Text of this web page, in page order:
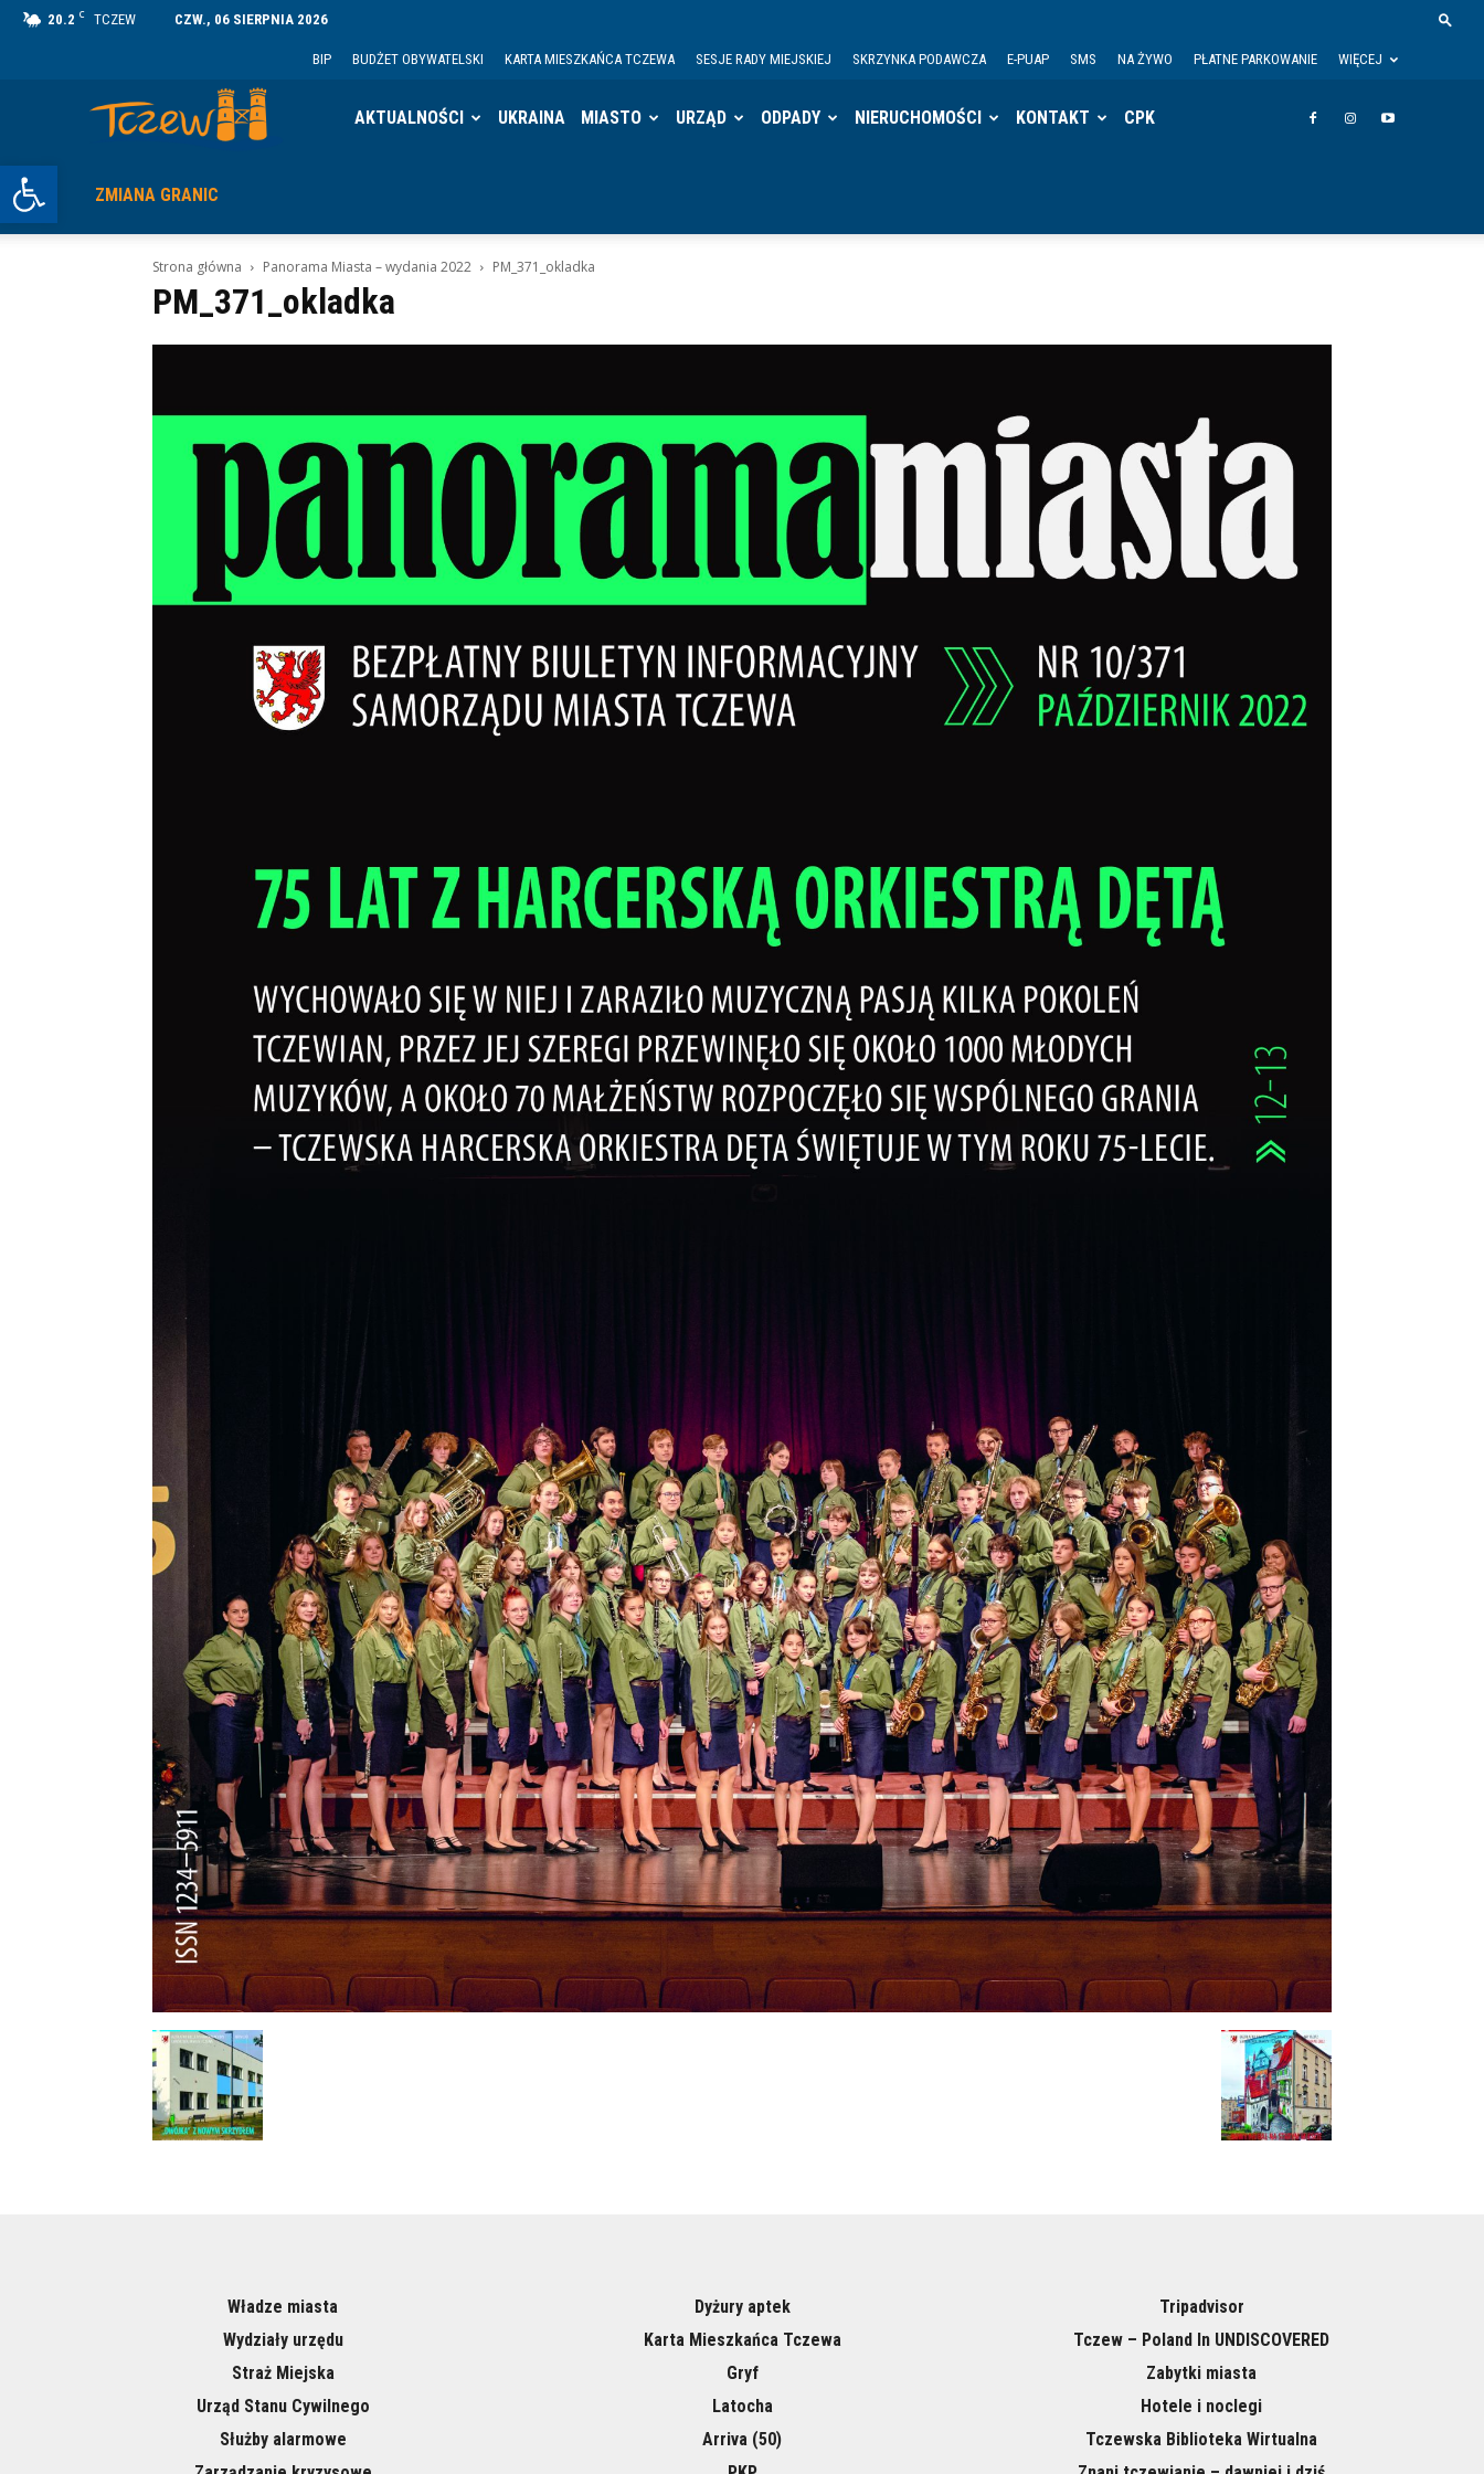
Otwórz pasek narzędzi
20.2 C TCZEW CZW., 06 SIERPNIA 2026
BIP BUDŻET OBYWATELSKI KARTA MIESZKAŃCA TCZEWA SESJE RADY MIEJSKIEJ SKRZYNKA PODAWCZA E-PUAP SMS NA ŻYWO PŁATNE PARKOWANIE WIĘCEJ
AKTUALNOŚCI UKRAINA MIASTO URZĄD ODPADY NIERUCHOMOŚCI KONTAKT CPK
ZMIANA GRANIC
Strona główna Panorama Miasta – wydania 2022 PM_371_okladka
PM_371_okladka
Władze miasta
Wydziały urzędu
Straż Miejska
Urząd Stanu Cywilnego
Służby alarmowe
Dyżury aptek
Karta Mieszkańca Tczewa
Gryf
Latocha
Arriva (50)
Tripadvisor
Tczew – Poland In UNDISCOVERED
Zabytki miasta
Hotele i noclegi
Tczewska Biblioteka Wirtualna